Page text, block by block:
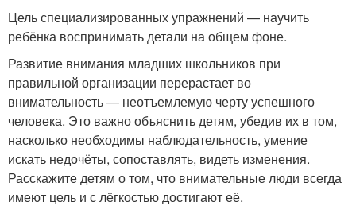
Цель специализированных упражнений — научить
ребёнка воспринимать детали на общем фоне.
Развитие внимания младших школьников при
правильной организации перерастает во
внимательность — неотъемлемую черту успешного
человека. Это важно объяснить детям, убедив их в том,
насколько необходимы наблюдательность, умение
искать недочёты, сопоставлять, видеть изменения.
Расскажите детям о том, что внимательные люди всегда
имеют цель и с лёгкостью достигают её.